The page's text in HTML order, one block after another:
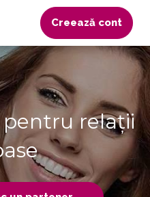
Creează cont
relații